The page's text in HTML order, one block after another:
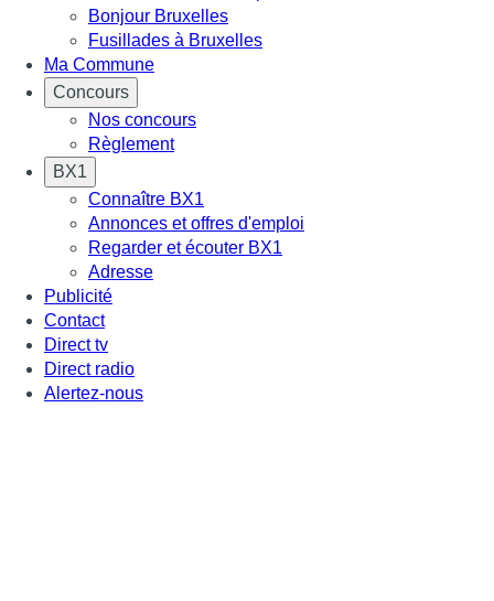
Bonjour Bruxelles
Fusillades à Bruxelles
Ma Commune
Concours
Nos concours
Règlement
BX1
Connaître BX1
Annonces et offres d'emploi
Regarder et écouter BX1
Adresse
Publicité
Contact
Direct tv
Direct radio
Alertez-nous